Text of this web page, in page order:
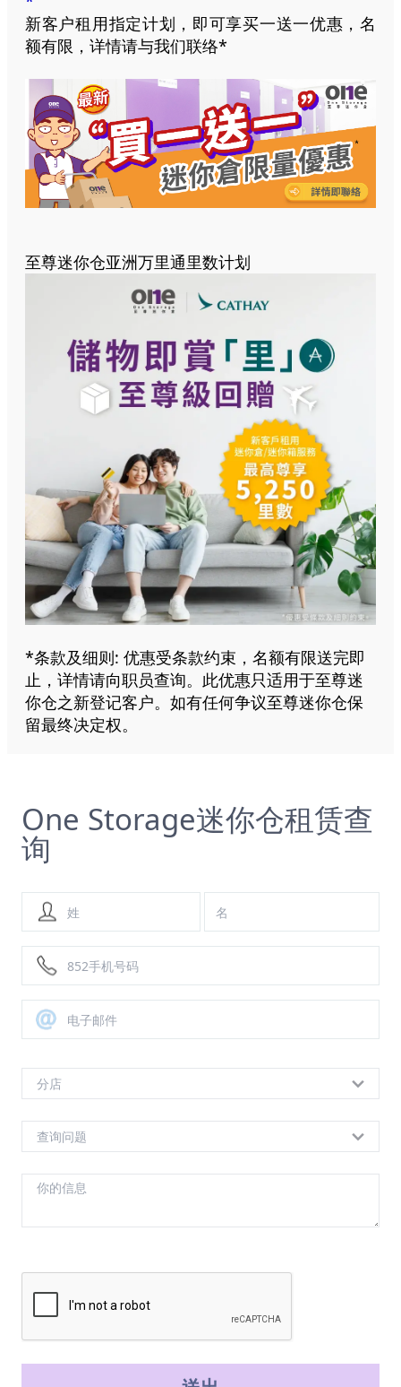
新客户租用指定计划，即可享买一送一优惠，名
额有限，详情请与我们联络*
至尊迷你仓亚洲万里通里数计划
*条款及细则: 优惠受条款约束，名额有限送完即
止，详情请向职员查询。此优惠只适用于至尊迷
你仓之新登记客户。如有任何争议至尊迷你仓保
留最终决定权。
One Storage迷你仓租赁查
询